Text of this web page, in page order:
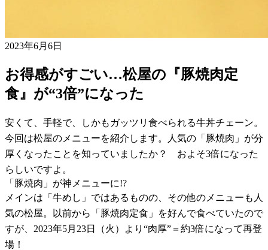
2023年6月6日
お得感がすごい…松屋の『豚焼肉定
食』が“3倍”になった
安くて、手軽で、しかもガッツリ食べられる牛丼チェーン。
今回は松屋のメニューを紹介します。人気の「豚焼肉」が分
厚くなったことを知っていましたか？ およそ3倍になった
らしいですよ。
「豚焼肉」が神メニューに!?
メインは「牛めし」ではあるものの、その他のメニューも人
気の松屋。以前から「豚焼肉定食」を好んで食べていたので
すが、2023年5月23日（火）より“肉厚”＝約3倍になって再登
場！